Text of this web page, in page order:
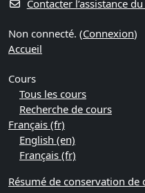
Contacter l’assistance
Non connecté. (Connexion)
Accueil
Cours
Tous les cours
Recherche de cours
Français ‎(fr)‎
English ‎(en)‎
Français ‎(fr)‎
Résumé de conservation de